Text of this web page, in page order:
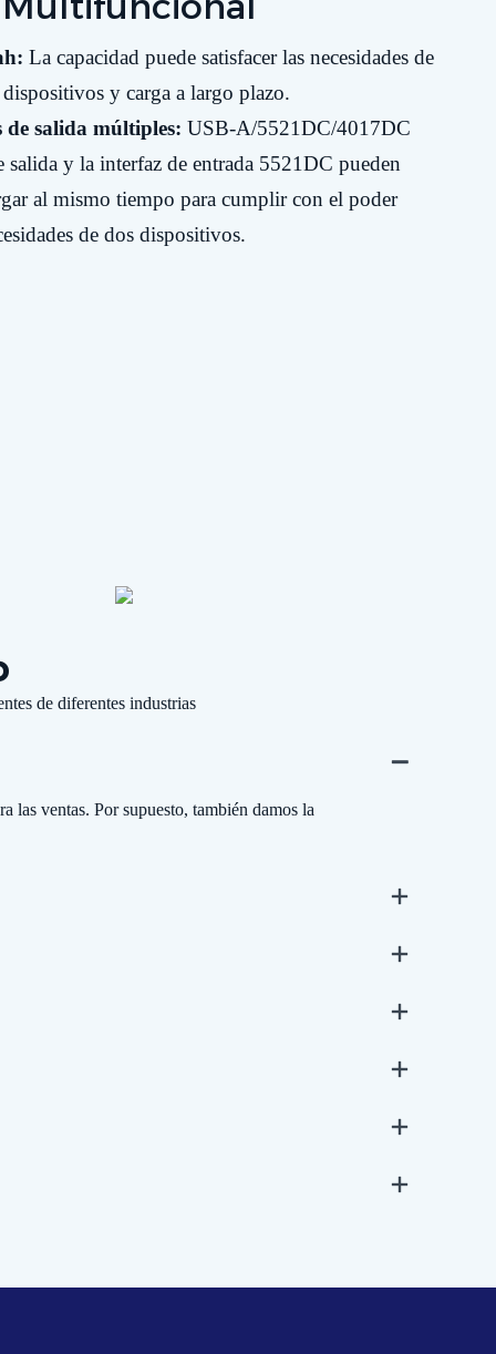
La capacidad puede satisfacer las necesidades de
y carga a largo plazo.
de salida múltiples: USB-A/5521DC/4017DC
salida y la interfaz de entrada 5521DC pueden
al mismo tiempo para cumplir con el poder
de dos dispositivos.
de diferentes industrias
las ventas. Por supuesto, también damos la